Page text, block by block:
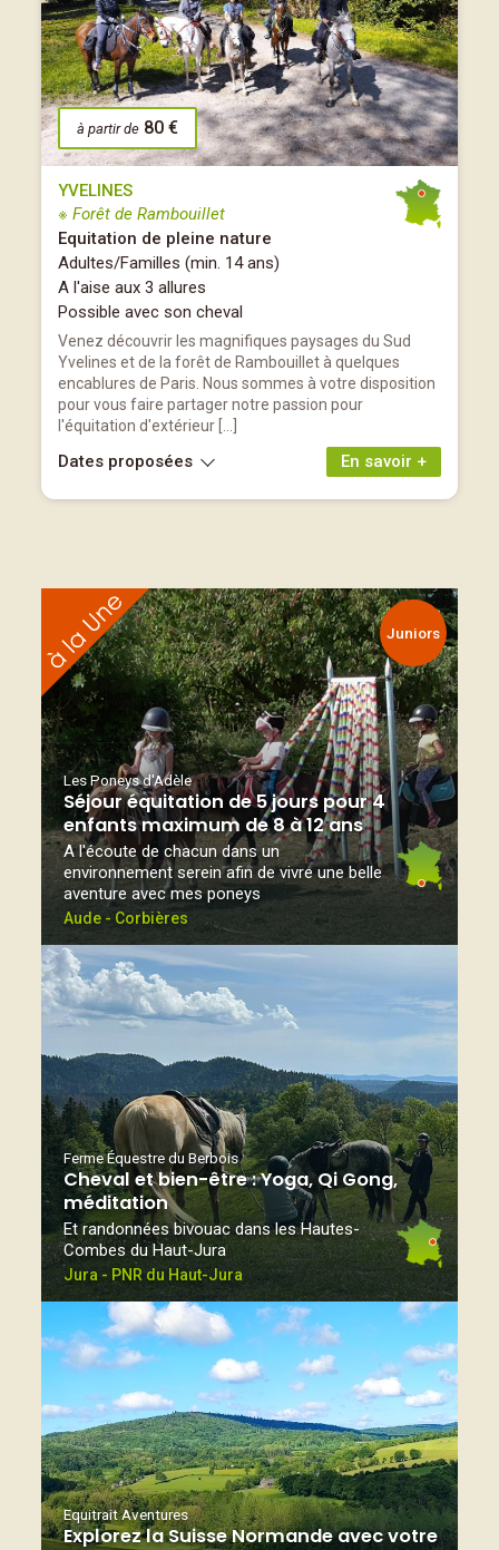
à partir de 80 €
YVELINES
※ Forêt de Rambouillet
Equitation de pleine nature
Adultes/Familles (min. 14 ans)
A l'aise aux 3 allures
Possible avec son cheval
Venez découvrir les magnifiques paysages du Sud
Yvelines et de la forêt de Rambouillet à quelques
encablures de Paris. Nous sommes à votre disposition
pour vous faire partager notre passion pour
l'équitation d'extérieur […]
En savoir +
Dates proposées
Juniors
Les Poneys d'Adèle
Séjour équitation de 5 jours pour 4
enfants maximum de 8 à 12 ans
A l'écoute de chacun dans un
environnement serein afin de vivre une belle
aventure avec mes poneys
Aude - Corbières
Ferme Équestre du Berbois
Cheval et bien-être : Yoga, Qi Gong,
méditation
Et randonnées bivouac dans les Hautes-
Combes du Haut-Jura
Jura - PNR du Haut-Jura
Equitrait Aventures
Explorez la Suisse Normande avec votre